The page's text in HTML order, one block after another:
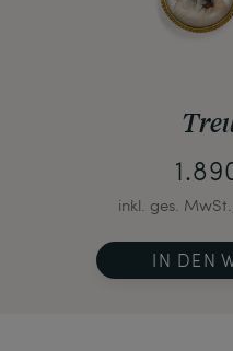
inkl. ges.
IN DEN